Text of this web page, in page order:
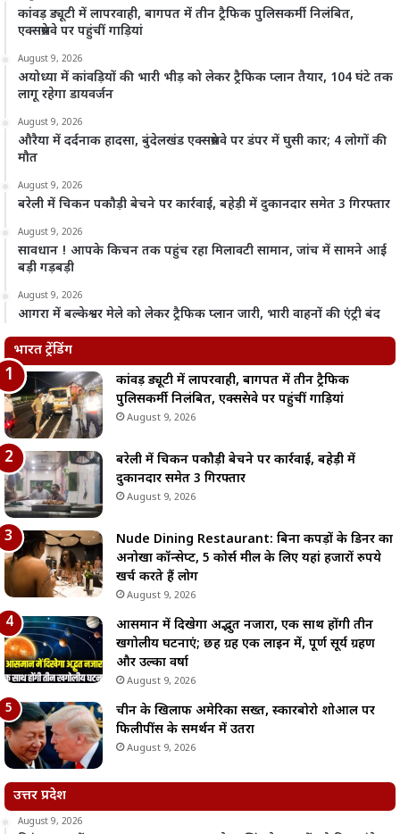
कांवड़ ड्यूटी में लापरवाही, बागपत में तीन ट्रैफिक पुलिसकर्मी निलंबित,
एक्सप्रेसवे पर पहुंचीं गाड़ियां
August 9, 2026
अयोध्या में कांवड़ियों की भारी भीड़ को लेकर ट्रैफिक प्लान तैयार, 104 घंटे तक
लागू रहेगा डायवर्जन
August 9, 2026
औरैया में दर्दनाक हादसा, बुंदेलखंड एक्सप्रेसवे पर डंपर में घुसी कार; 4 लोगों की
मौत
August 9, 2026
बरेली में चिकन पकौड़ी बेचने पर कार्रवाई, बहेड़ी में दुकानदार समेत 3 गिरफ्तार
August 9, 2026
सावधान ! आपके किचन तक पहुंच रहा मिलावटी सामान, जांच में सामने आई
बड़ी गड़बड़ी
August 9, 2026
आगरा में बल्केश्वर मेले को लेकर ट्रैफिक प्लान जारी, भारी वाहनों की एंट्री बंद
भारत ट्रेंडिंग
कांवड़ ड्यूटी में लापरवाही, बागपत में तीन ट्रैफिक
पुलिसकर्मी निलंबित, एक्सप्रेसवे पर पहुंचीं गाड़ियां
August 9, 2026
बरेली में चिकन पकौड़ी बेचने पर कार्रवाई, बहेड़ी में
दुकानदार समेत 3 गिरफ्तार
August 9, 2026
Nude Dining Restaurant: बिना कपड़ों के डिनर का
अनोखा कॉन्सेप्ट, 5 कोर्स मील के लिए यहां हजारों रुपये
खर्च करते हैं लोग
August 9, 2026
आसमान में दिखेगा अद्भुत नजारा, एक साथ होंगी तीन
खगोलीय घटनाएं; छह ग्रह एक लाइन में, पूर्ण सूर्य ग्रहण
और उल्का वर्षा
August 9, 2026
चीन के खिलाफ अमेरिका सख्त, स्कारबोरो शोआल पर
फिलीपींस के समर्थन में उतरा
August 9, 2026
उत्तर प्रदेश
August 9, 2026